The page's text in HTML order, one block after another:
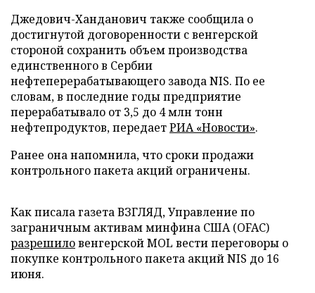
Джедович-Ханданович также сообщила о
достигнутой договоренности с венгерской
стороной сохранить объем производства
единственного в Сербии
нефтеперерабатывающего завода NIS. По ее
словам, в последние годы предприятие
перерабатывало от 3,5 до 4 млн тонн
нефтепродуктов, передаетРИА «Новости».
Ранее она напомнила, что сроки продажи
контрольного пакета акций ограничены.
Как писала газета ВЗГЛЯД, Управление по
заграничным активам минфина США (OFAC)
разрешиловенгерской MOL вести переговоры о
покупке контрольного пакета акций NIS до 16
июня.